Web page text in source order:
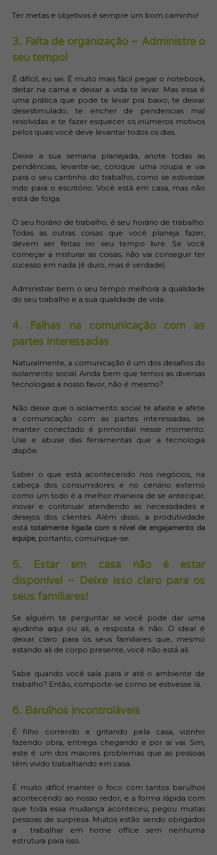
Ter metas e objetivos é sempre um bom caminho!
3. Falta de organização – Administre o
seu tempo!
É difícil, eu sei. É muito mais fácil pegar o notebook,
deitar na cama e deixar a vida te levar. Mas essa é
uma prática que pode te levar pra baixo, te deixar
desestimulado, te encher de pendencias mal
resolvidas e te fazer esquecer os inúmeros motivos
pelos quais você deve levantar todos os dias.
Deixe a sua semana planejada, anote todas as
pendências, levante-se, coloque uma roupa e vai
para o seu cantinho do trabalho, como se estivesse
indo para o escritório. Você está em casa, mas não
está de folga.
O seu horário de trabalho, é seu horário de trabalho.
Todas as outras coisas que você planeja fazer,
devem ser feitas no seu tempo livre. Se você
começar a misturar as coisas, não vai conseguir ter
sucesso em nada (é duro, mas é verdade).
Administrar bem o seu tempo melhora a qualidade
do seu trabalho e a sua qualidade de vida.
4. Falhas na comunicação com as
partes interessadas
Naturalmente, a comunicação é um dos desafios do
isolamento social. Ainda bem que temos as diversas
tecnologias a nosso favor, não é mesmo?
Não deixe que o isolamento social te afaste e afete
a comunicação com as partes interessadas, se
manter conectado é primordial nesse momento.
Use e abuse das ferramentas que a tecnologia
dispõe.
Saber o que está acontecendo nos negócios, na
cabeça dos consumidores e no cenário externo
como um todo é a melhor maneira de se antecipar,
inovar e continuar atendendo as necessidades e
desejos dos clientes. Além disso, a produtividade
está totalmente ligada com o nível de engajamento da
equipe, portanto, comunique-se.
5. Estar em casa não é estar
disponível – Deixe isso claro para os
seus familiares!
Se alguém te perguntar se você pode dar uma
ajudinha aqui ou ali, a resposta é não. O ideal é
deixar claro para os seus familiares que, mesmo
estando ali de corpo presente, você não está ali.
Sabe quando você saía para ir até o ambiente de
trabalho? Então, comporte-se como se estivesse lá.
6. Barulhos incontroláveis
É filho correndo e gritando pela casa, vizinho
fazendo obra, entrega chegando e por aí vai. Sim,
este é um dos maiores problemas que as pessoas
têm vivido trabalhando em casa.
É muito difícil manter o foco com tantos barulhos
acontecendo ao nosso redor, e a forma rápida com
que toda essa mudança aconteceu, pegou muitas
pessoas de surpresa. Muitos estão sendo obrigados
a trabalhar em home office sem nenhuma
estrutura para isso.